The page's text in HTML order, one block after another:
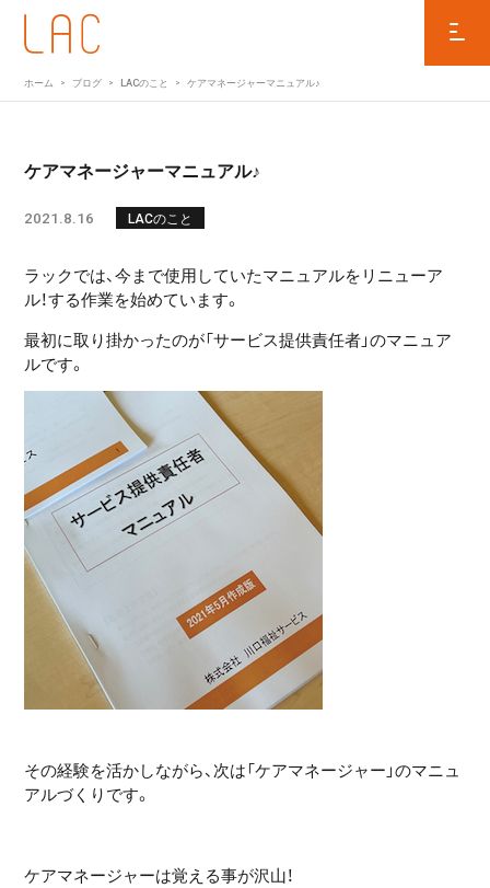
ホーム ブログ LACのこと ケアマネージャーマニュアル♪
ケアマネージャーマニュアル♪
2021.8.16 LACのこと
ラックでは、今まで使用していたマニュアルをリニューア
ル！する作業を始めています。
最初に取り掛かったのが「サービス提供責任者」のマニュア
ルです。
その経験を活かしながら、次は「ケアマネージャー」のマニュ
アルづくりです。
ケアマネージャーは覚える事が沢山！